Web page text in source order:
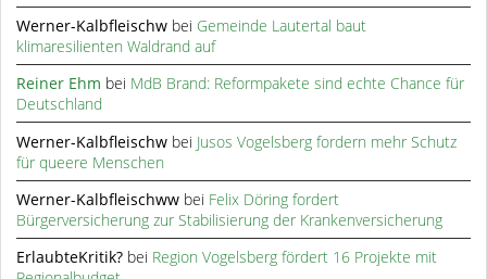
Werner-Kalbfleischw bei Gemeinde Lautertal baut
klimaresilienten Waldrand auf
Reiner Ehm bei MdB Brand: Reformpakete sind echte Chance für
Deutschland
Werner-Kalbfleischw bei Jusos Vogelsberg fordern mehr Schutz
für queere Menschen
Werner-Kalbfleischww bei Felix Döring fordert
Bürgerversicherung zur Stabilisierung der Krankenversicherung
ErlaubteKritik? bei Region Vogelsberg fördert 16 Projekte mit